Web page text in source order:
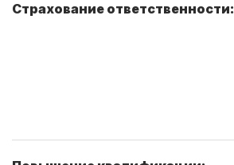
Страхование ответственности: